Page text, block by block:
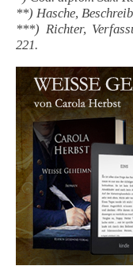
**) Hasche,
***) Richter,
221.